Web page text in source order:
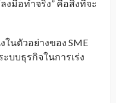
งมือทำจริง” คือสิ่งที่จะ
ในตัวอย่างของ SME
บบธุรกิจในการเร่ง